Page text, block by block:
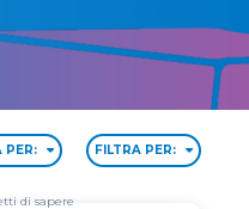
PER: FILTRA PER:
di sapere